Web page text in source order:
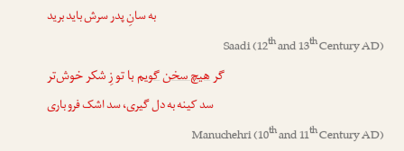
به سانِ پدر سرش باید برید
Saadi(12thand 13thCentury AD)
گرهیچ سخنگویمبا تو زِ شکر خوش‌تر
سد کینه به دل گیری، سد اشک فرو باری
Manuchehri(10thand 11thCentury AD)